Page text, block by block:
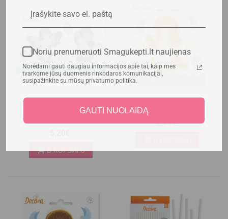
Набор формочек для
печенья "Ангелочки",
В КОРЗИНУ
Формочка для печенья
"Девочка", Decora
2,90€
Noriu prenumeruoti Smagukepti.lt naujienas
Norėdami gauti daugiau informacijos apie tai, kaip mes
tvarkome jūsų duomenis rinkodaros komunikacijai,
susipažinkite su mūsų privatumo politika.
GAUTI NUOLAIDĄ